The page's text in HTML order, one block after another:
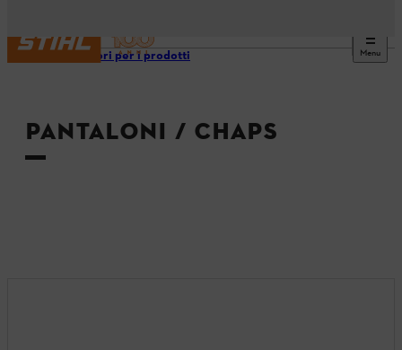
Menu
Accessori per i prodotti
PANTALONI / CHAPS